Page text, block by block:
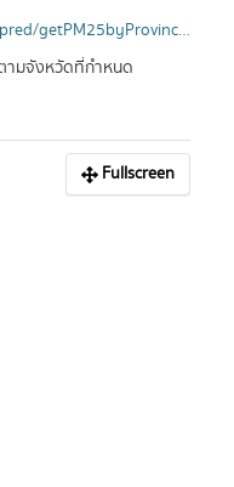
ามจังหวัดที่กำหนด
Fullscreen